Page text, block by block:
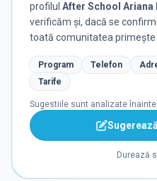
profilul After School Ariana
verificăm și, dacă se
toată comunitatea primește
Program Telefon
Tarife
Sugestiile sunt analizate înainte
Durează